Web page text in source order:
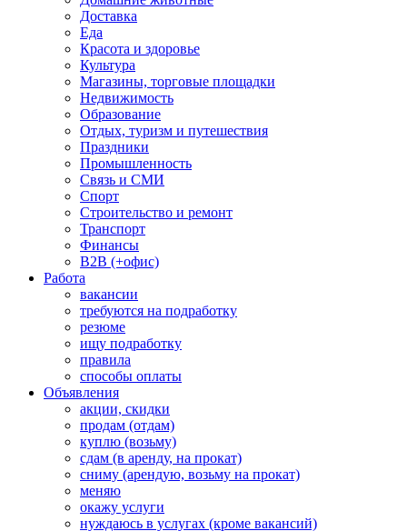
Доставка
Еда
Красота и здоровье
Культура
Магазины, торговые площадки
Недвижимость
Образование
Отдых, туризм и путешествия
Праздники
Промышленность
Связь и СМИ
Спорт
Строительство и ремонт
Транспорт
Финансы
B2B (+офис)
Работа
вакансии
требуются на подработку
резюме
ищу подработку
правила
способы оплаты
Объявления
акции, скидки
продам (отдам)
куплю (возьму)
сдам (в аренду, на прокат)
сниму (арендую, возьму на прокат)
меняю
окажу услуги
нуждаюсь в услугах (кроме вакансий)